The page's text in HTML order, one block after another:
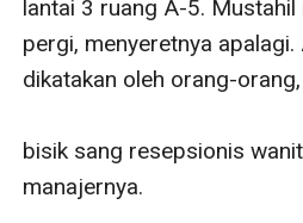
lantai 3 ruang A-5. Mustahil
pergi, menyeretnya apalagi.
dikatakan oleh orang-orang,
bisik sang resepsionis
manajernya.